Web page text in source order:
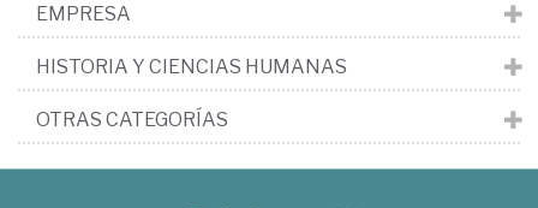
EMPRESA
HISTORIA Y CIENCIAS HUMANAS
OTRAS CATEGORÍAS